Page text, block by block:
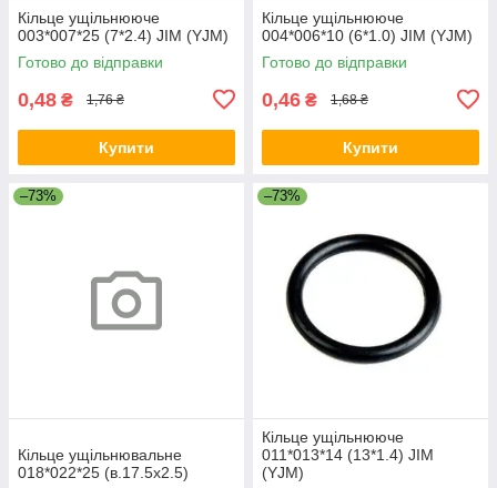
Кільце ущільнююче
003*007*25 (7*2.4) JIM (YJM)
Готово до відправки
0,48 ₴ 1,76 ₴
Купити
Кільце ущільнююче
004*006*10 (6*1.0) JIM (YJM)
Готово до відправки
0,46 ₴ 1,68 ₴
Купити
–73%
Кільце ущільнювальне
018*022*25 (в.17.5х2.5)
–73%
Кільце ущільнююче
011*013*14 (13*1.4) JIM
(YJM)